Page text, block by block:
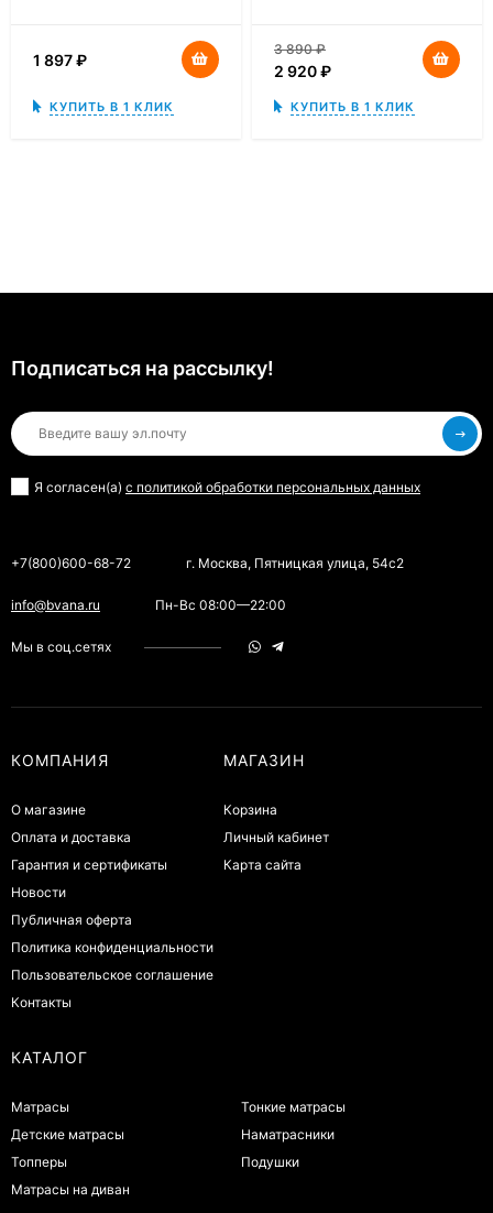
1 897₽
КУПИТЬ В 1 КЛИК
3 890₽
2 920₽
КУПИТЬ В 1 КЛИК
Подписаться на рассылкy!
Я согласен(a) с политикой обработки персональных данных
+7(800)600-68-72 г. Москва, Пятницкая улица, 54с2
info@bvana.ru Пн-Вс 08:00—22:00
Мы в соц.сетях
КОМПАНИЯ
О магазине
Оплата и доставка
Гарантия и сертификаты
Новости
Публичная оферта
Политика конфиденциальности
Пользовательское соглашение
Контакты
МАГАЗИН
Корзина
Личный кабинет
Карта сайта
КАТАЛОГ
Матрасы
Детские матрасы
Топперы
Матрасы на диван
Тонкие матрасы
Наматрасники
Подушки